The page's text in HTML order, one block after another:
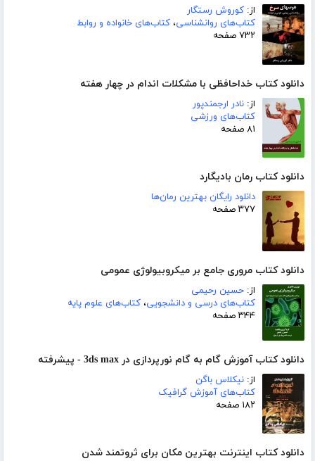
از: کوروش رستگار
کتاب‌های روانشناسی، کتاب‌های خانواده و روابط
۷۳۲ صفحه
دانلود کتاب خداحافظی با مشکلات اندام در چهار هفته
از: نادر ارجمندپور
کتاب‌های ورزشی
۸۱ صفحه
دانلود کتاب رمان بادیگارد
دانلود رایگان بهترین رمان‌ها
۳۷۷ صفحه
دانلود کتاب مروری جامع بر میکروبیولوژی عمومی
از: حسین رحیمی
کتاب‌های درسی و دانشجویی، کتاب‌های علوم پایه
۳۴۴ صفحه
دانلود کتاب آموزش گام به گام نورپردازی در 3ds max - پیشرفته
از: نیکلاس باگن
کتاب‌های آموزش گرافیک
۱۸۲ صفحه
دانلود کتاب اینترنت بهترین مکان برای ثروتمند شدن